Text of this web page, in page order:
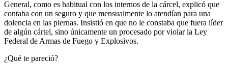
General, como es habitual con los internos de la cárcel, explicó que
contaba con un seguro y que mensualmente lo atendían para una
dolencia en las piernas. Insistió en que no le constaba que fuera líder
de algún cártel, sino únicamente un procesado por violar la Ley
Federal de Armas de Fuego y Explosivos.
¿Qué te pareció?